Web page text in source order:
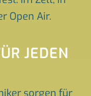
Open Air.
JEDEN
sorgen für